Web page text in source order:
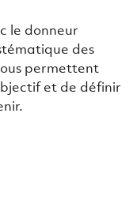
le donneur
des
permettent
et de définir